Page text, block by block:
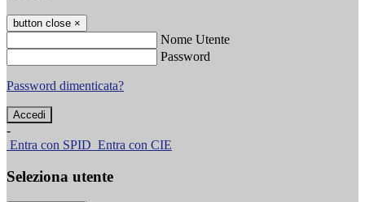
button close ×
Nome Utente
Password
Password dimenticata?
-
Entra con SPID Entra con CIE
Seleziona utente